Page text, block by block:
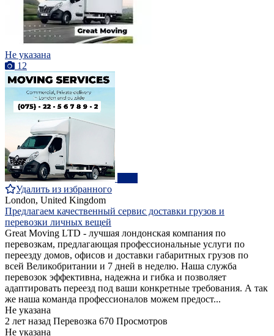
Не указана
12
Удалить из избранного
London, United Kingdom
Предлагаем качественный сервис доставки грузов и
перевозки личных вещей
Great Moving LTD - лучшая лондонская компания по
перевозкам, предлагающая профессиональные услуги по
переезду домов, офисов и доставки габаритных грузов по
всей Великобритании и 7 дней в неделю. Наша служба
перевозок эффективна, надежна и гибка и позволяет
адаптировать переезд под ваши конкретные требования. А так
же наша команда профессионалов можем предост...
Не указана
2 лет назад Перевозка 670 Просмотров
Не указана